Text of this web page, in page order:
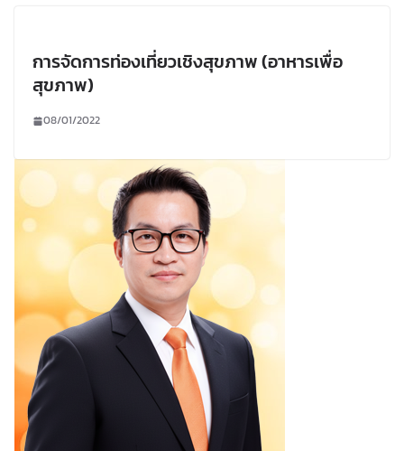
การจัดการท่องเที่ยวเชิงสุขภาพ (อาหารเพื่อ
สุขภาพ)
08/01/2022